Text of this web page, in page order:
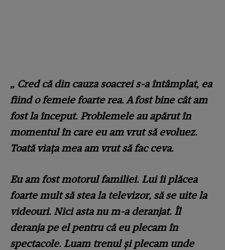
„ Cred că din cauza soacrei s-a întâmplat, ea
fiind o femeie foarte rea. A fost bine cât am
fost la început. Problemele au apărut în
momentul în care eu am vrut să evoluez.
Toată viața mea am vrut să fac ceva.
Eu am fost motorul familiei. Lui îi plăcea
foarte mult să stea la televizor, să se uite la
videouri. Nici asta nu m-a deranjat. Îl
deranja pe el pentru că eu plecam în
spectacole. Luam trenul și plecam unde